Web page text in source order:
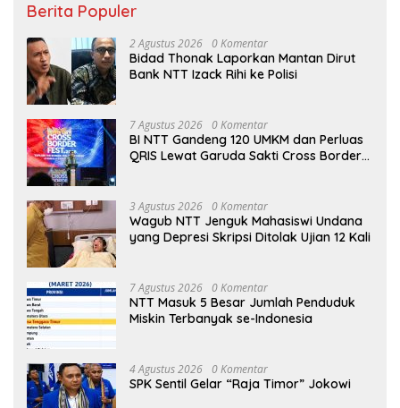
Berita Populer
2 Agustus 2026 0 Komentar
Bidad Thonak Laporkan Mantan Dirut
Bank NTT Izack Rihi ke Polisi
7 Agustus 2026 0 Komentar
BI NTT Gandeng 120 UMKM dan Perluas
QRIS Lewat Garuda Sakti Cross Border
3 Agustus 2026 0 Komentar
Wagub NTT Jenguk Mahasiswi Undana
yang Depresi Skripsi Ditolak Ujian 12 Kali
7 Agustus 2026 0 Komentar
NTT Masuk 5 Besar Jumlah Penduduk
Miskin Terbanyak se-Indonesia
4 Agustus 2026 0 Komentar
SPK Sentil Gelar “Raja Timor” Jokowi